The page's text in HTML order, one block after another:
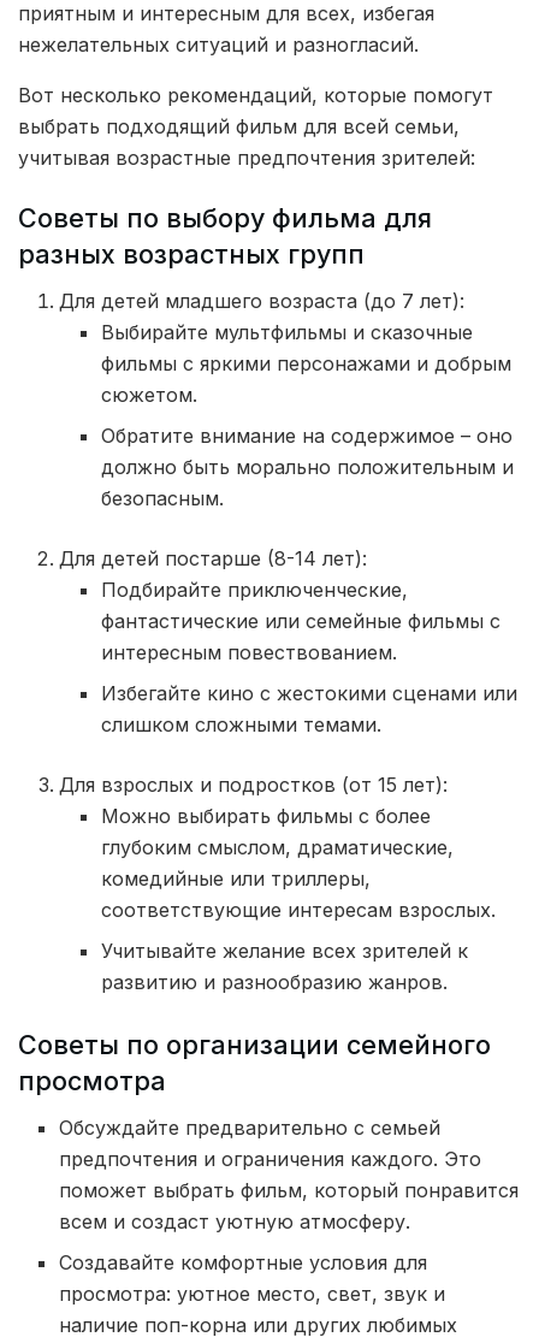
приятным и интересным для всех, избегая
нежелательных ситуаций и разногласий.
Вот несколько рекомендаций, которые помогут
выбрать подходящий фильм для всей семьи,
учитывая возрастные предпочтения зрителей:
Советы по выбору фильма для
разных возрастных групп
Для детей младшего возраста (до 7 лет):
Выбирайте мультфильмы и сказочные
фильмы с яркими персонажами и добрым
сюжетом.
Обратите внимание на содержимое – оно
должно быть морально положительным и
безопасным.
Для детей постарше (8-14 лет):
Подбирайте приключенческие,
фантастические или семейные фильмы с
интересным повествованием.
Избегайте кино с жестокими сценами или
слишком сложными темами.
Для взрослых и подростков (от 15 лет):
Можно выбирать фильмы с более
глубоким смыслом, драматические,
комедийные или триллеры,
соответствующие интересам взрослых.
Учитывайте желание всех зрителей к
развитию и разнообразию жанров.
Советы по организации семейного
просмотра
Обсуждайте предварительно с семьей
предпочтения и ограничения каждого. Это
поможет выбрать фильм, который понравится
всем и создаст уютную атмосферу.
Создавайте комфортные условия для
просмотра: уютное место, свет, звук и
наличие поп-корна или других любимых